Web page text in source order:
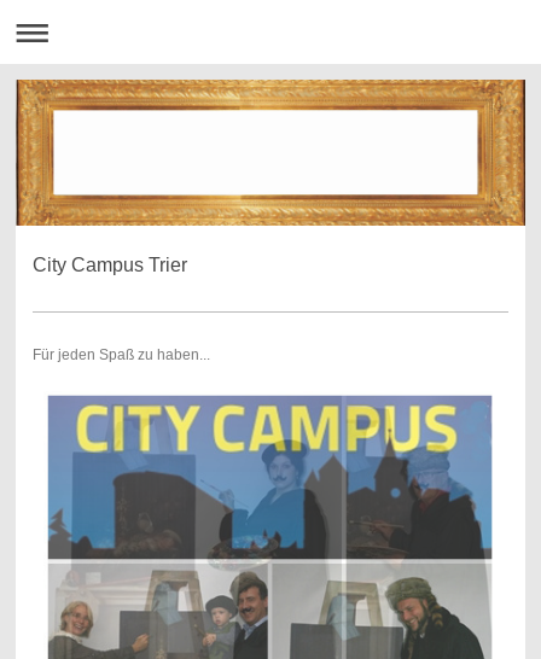
City Campus Trier
Für jeden Spaß zu haben...